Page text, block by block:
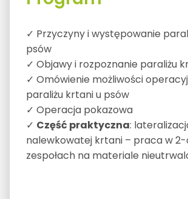
✓ Przyczyny i występowanie
psów
✓ Objawy i rozpoznanie paraliżu
✓ Omówienie możliwości
paraliżu krtani u psów
✓ Operacja pokazowa
✓ Część praktyczna:
nalewkowatej krtani – praca w
zespołach na materiale